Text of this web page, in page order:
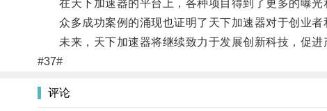
在天下加速器的平台上，各种项目得到了更多的曝光
众多成功案例的涌现也证明了天下加速器对于创业者
未来，天下加速器将继续致力于发展创新科技，促进
#37#
评论